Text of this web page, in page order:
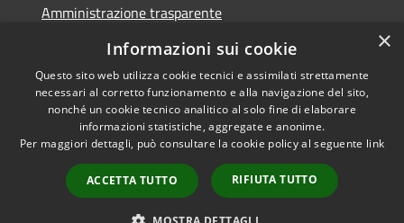
Amministrazione trasparente
Albo Pretorio
Accessibilità
Copyright © 2026 • Comune di
Trani • Powered by
Municipium•
Accesso
redazione
×
Informazioni sui cookie
Questo sito web utilizza cookie tecnici e assimilati strettamente
necessari al corretto funzionamento e alla navigazione del sito,
nonché un cookie tecnico analitico al solo fine di elaborare
informazioni statistiche, aggregate e anonime.
Per maggiori dettagli, può consultare la cookie policy al seguente link
ACCETTA TUTTO RIFIUTA TUTTO